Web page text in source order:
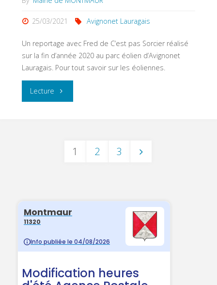
25/03/2021 Avignonet Lauragais
Un reportage avec Fred de C’est pas Sorcier réalisé
sur la fin d’année 2020 au parc éolien d’Avignonet
Lauragais. Pour tout savoir sur les éoliennes.
Lecture "Tout
Lauragais"
des
articles
1 2 3